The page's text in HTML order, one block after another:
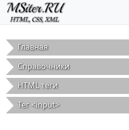
Перейти к основному содержанию
Главная
Справочники
HTML теги
Тег <input>